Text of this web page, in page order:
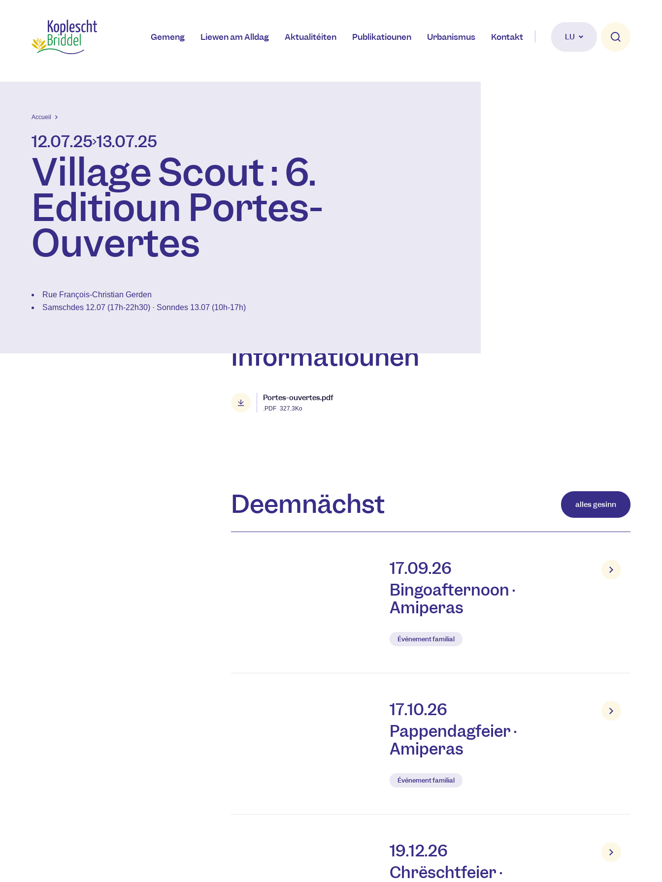
Gemeng Liewen am Alldag Aktualitéiten Publikatiounen Urbanismus Kontakt LU
Accueil
12.07.25 13.07.25
Village Scout : 6.
Editioun Portes-
Ouvertes
Rue François-Christian Gerden
Samschdes 12.07 (17h-22h30) · Sonndes 13.07 (10h-17h)
Informatiounen
Portes-ouvertes.pdf
.PDF 327.3Ko
Deemnächst alles gesinn
17.09.26
Bingoafternoon ·
Amiperas
Événement familial
17.10.26
Pappendagfeier ·
Amiperas
Événement familial
19.12.26
Chrëschtfeier ·